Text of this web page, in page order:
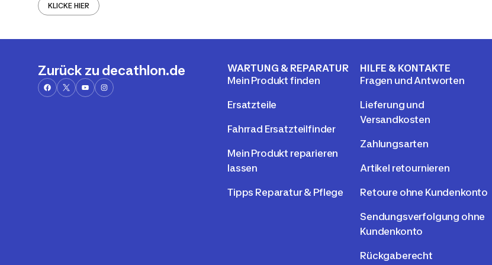
KLICKE HIER
Zurück zu decathlon.de
WARTUNG & REPARATUR
Mein Produkt finden
Ersatzteile
Fahrrad Ersatzteilfinder
Mein Produkt reparieren
lassen
Tipps Reparatur & Pflege
HILFE & KONTAKTE
Fragen und Antworten
Lieferung und
Versandkosten
Zahlungsarten
Artikel retournieren
Retoure ohne Kundenkonto
Sendungsverfolgung ohne
Kundenkonto
Rückgaberecht